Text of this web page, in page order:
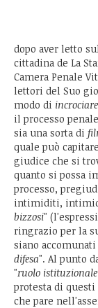
dopo aver letto
cittadina de La
Camera Penale
lettori del Suo
modo di incrociare
il processo
sia una sorta di
quale può
giudice che si
quanto si possa
processo,
intimiditi,
bizzosi"
ringrazio per la
siano
difesa". Al punto
"ruolo
protesta di
che pare